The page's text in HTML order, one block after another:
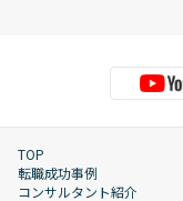
TOP
転職成功事例
コンサルタント紹介